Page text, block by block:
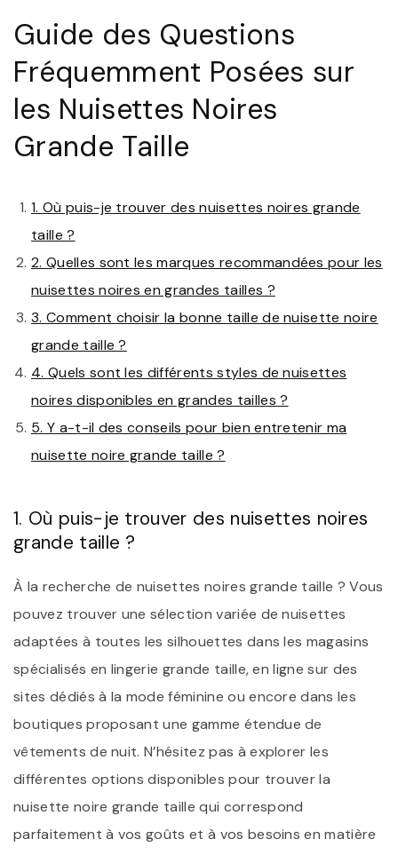
Guide des Questions
Fréquemment Posées sur
les Nuisettes Noires
Grande Taille
1. Où puis-je trouver des nuisettes noires grande
taille ?
2. Quelles sont les marques recommandées pour les
nuisettes noires en grandes tailles ?
3. Comment choisir la bonne taille de nuisette noire
grande taille ?
4. Quels sont les différents styles de nuisettes
noires disponibles en grandes tailles ?
5. Y a-t-il des conseils pour bien entretenir ma
nuisette noire grande taille ?
1. Où puis-je trouver des nuisettes noires
grande taille ?
À la recherche de nuisettes noires grande taille ? Vous
pouvez trouver une sélection variée de nuisettes
adaptées à toutes les silhouettes dans les magasins
spécialisés en lingerie grande taille, en ligne sur des
sites dédiés à la mode féminine ou encore dans les
boutiques proposant une gamme étendue de
vêtements de nuit. N’hésitez pas à explorer les
différentes options disponibles pour trouver la
nuisette noire grande taille qui correspond
parfaitement à vos goûts et à vos besoins en matière